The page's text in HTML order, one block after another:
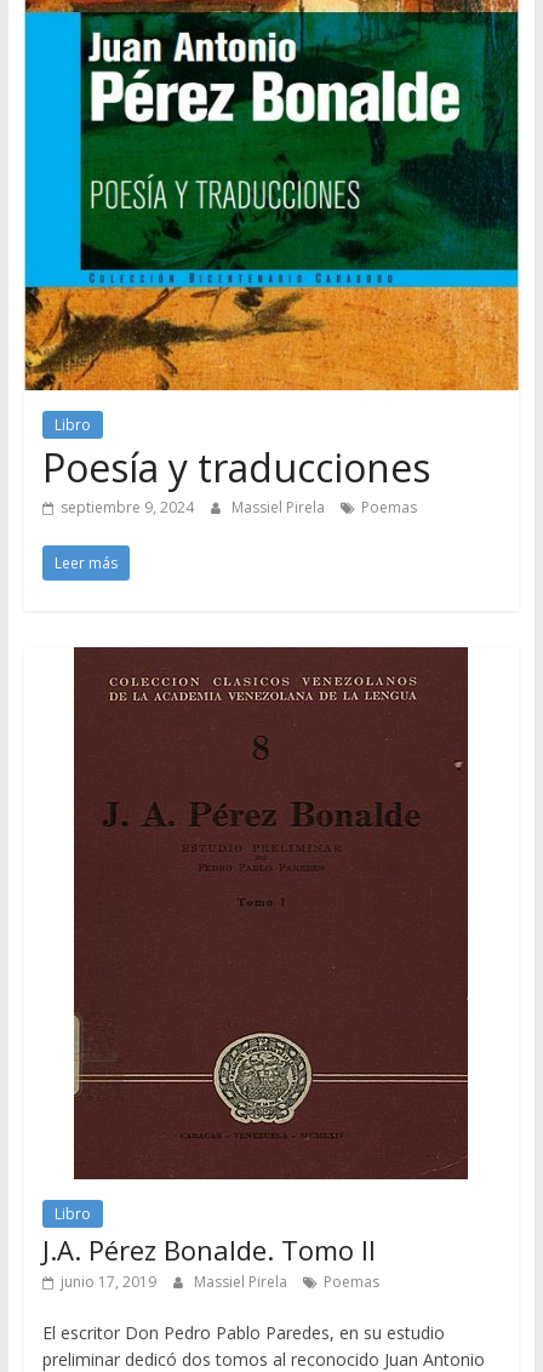
Libro
Poesía y traducciones
septiembre 9, 2024 Massiel Pirela Poemas
Leer más
Libro
J.A. Pérez Bonalde. Tomo II
junio 17, 2019 Massiel Pirela Poemas
El escritor Don Pedro Pablo Paredes, en su estudio
preliminar dedicó dos tomos al reconocido Juan Antonio